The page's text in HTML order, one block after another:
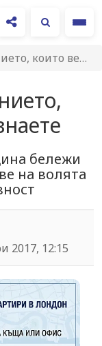
вероятно не знаете
бележи
на волята
2017, 12:15